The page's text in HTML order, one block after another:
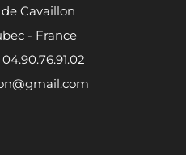
Cavaillon
- France